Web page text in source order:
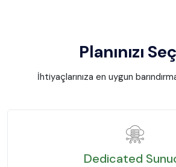
Planınızı
İhtiyaçlarınıza en uygun
Dedicated Sunucu